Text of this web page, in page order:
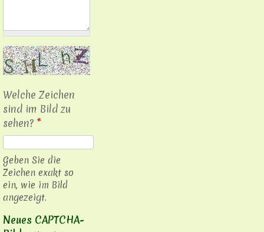
Welche Zeichen
sind im Bild zu
sehen? *
Geben Sie die
Zeichen exakt so
ein, wie im Bild
angezeigt.
Neues CAPTCHA-